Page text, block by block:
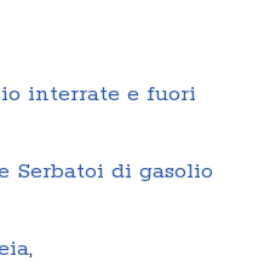
interrate e fuori
Serbatoi di gasolio
,